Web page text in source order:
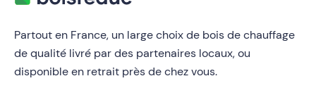
Partout en France, un large choix de bois de chauffage
de qualité livré par des partenaires locaux, ou
disponible en retrait près de chez vous.